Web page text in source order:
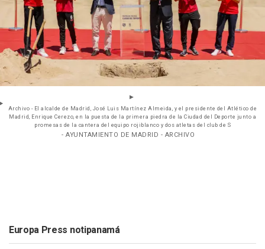
Archivo - El alcalde de Madrid, José Luis Martínez Almeida, y el presidente del Atlético de
Madrid, Enrique Cerezo, en la puesta de la primera piedra de la Ciudad del Deporte junto a
promesas de la cantera del equipo rojiblanco y dos atletas del club de S
- AYUNTAMIENTO DE MADRID - ARCHIVO
Europa Press notipanamá